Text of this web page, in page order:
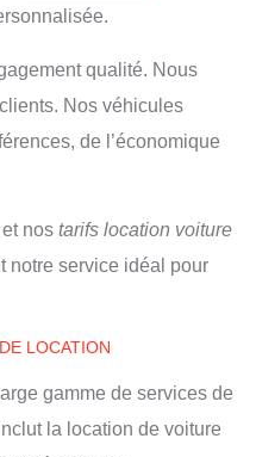
qualité. Nous
Nos véhicules
de l’économique
nos tarifs location voiture
notre service idéal pour
LOCATION
gamme de services de
la location de voiture